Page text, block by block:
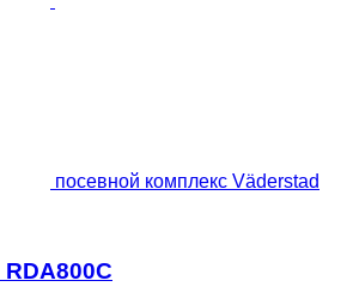
посевной комплекс Väderstad